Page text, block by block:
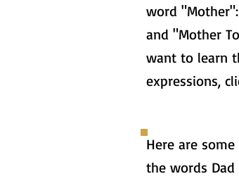
word
and "Mother
want to learn
expressions,
Here are
the words